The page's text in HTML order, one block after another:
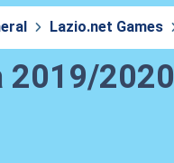
Lazio.net Games
2019/2020